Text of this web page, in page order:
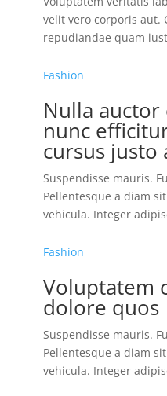
velit vero corporis aut.
repudiandae quam
Fashion
Nulla
nunc
cursus justo
Suspendisse mauris.
Pellentesque a diam
vehicula. Integer
Fashion
Voluptatem
dolore quos
Suspendisse mauris.
Pellentesque a diam
vehicula. Integer